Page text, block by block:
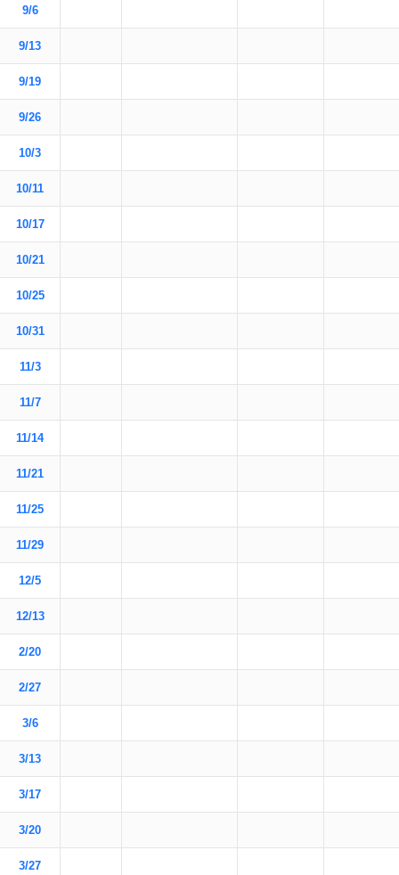
9/6
9/13
9/19
9/26
10/3
10/11
10/17
10/21
10/25
10/31
11/3
11/7
11/14
11/21
11/25
11/29
12/5
12/13
2/20
2/27
3/6
3/13
3/17
3/20
3/27